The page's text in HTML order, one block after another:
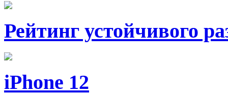
Рейтинг устойчивого
iPhone 12